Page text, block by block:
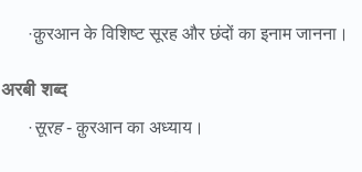
·क़ुरआन के विशिष्ट सूरह और छंदों का इनाम जानना।
अरबी शब्द
·सूरह- क़ुरआन का अध्याय।